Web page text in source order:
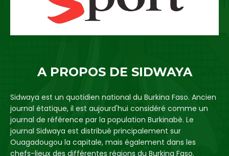
A PROPOS DE SIDWAYA
Sidwaya est un quotidien national du Burkina Faso. Ancien
journal étatique, il est aujourd'hui considéré comme un
journal de référence par la population Burkinabè. Le
journal Sidwaya est distribué principalement sur
Ouagadougou la capitale, mais également dans les
chefs-lieux des différentes régions du Burkina Faso.